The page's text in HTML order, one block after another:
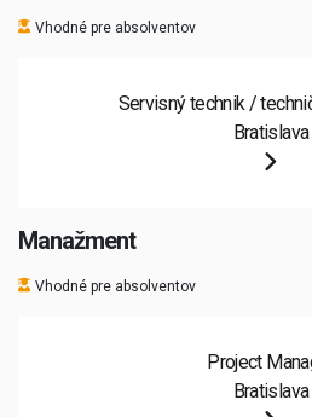
Vhodné pre absolventov
Servisný technik /
Bratislava
Manažment
Vhodné pre absolventov
Project
Bratislava